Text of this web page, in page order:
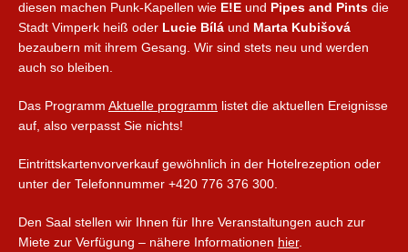
diesen machen Punk-Kapellen wie E!E und Pipes and Pints die
Stadt Vimperk heiß oder Lucie Bílá und Marta Kubišová
bezaubern mit ihrem Gesang. Wir sind stets neu und werden
auch so bleiben.
Das Programm Aktuelle programm listet die aktuellen Ereignisse
auf, also verpasst Sie nichts!
Eintrittskartenvorverkauf gewöhnlich in der Hotelrezeption oder
unter der Telefonnummer +420 776 376 300.
Den Saal stellen wir Ihnen für Ihre Veranstaltungen auch zur
Miete zur Verfügung – nähere Informationen hier.